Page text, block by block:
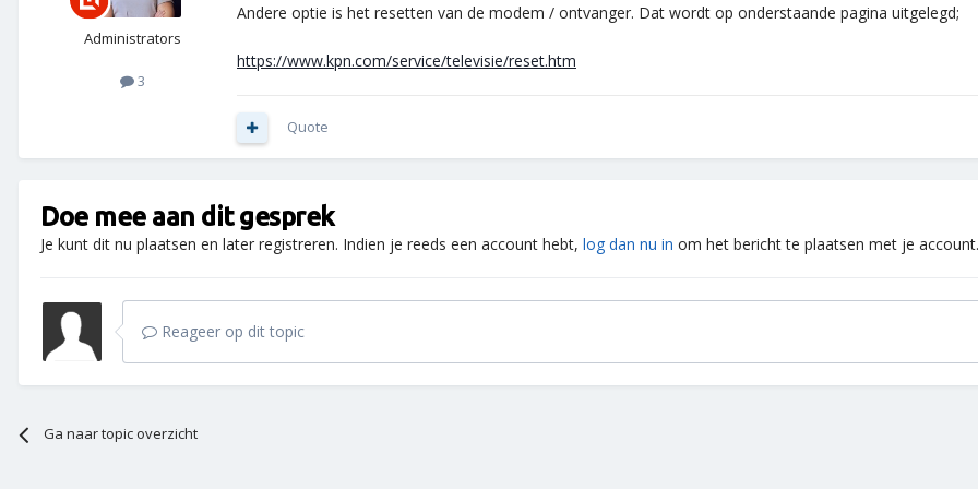
Administrators
3
Andere optie is het resetten van de modem / ontvanger. Dat wordt op onderstaande pagina uitgelegd;
https://www.kpn.com/service/televisie/reset.htm
Quote
Doe mee aan dit gesprek
Je kunt dit nu plaatsen en later registreren. Indien je reeds een account hebt, log dan nu in om het bericht te plaatsen met je account.
Reageer op dit topic
Ga naar topic overzicht